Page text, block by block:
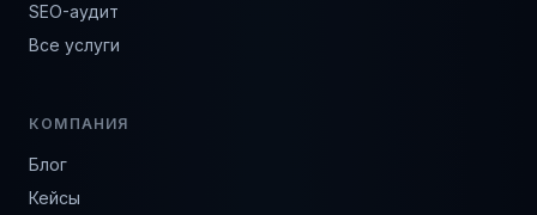
SEO-аудит
Все услуги
КОМПАНИЯ
Блог
Кейсы